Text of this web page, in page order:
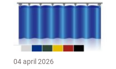
04 april 2026